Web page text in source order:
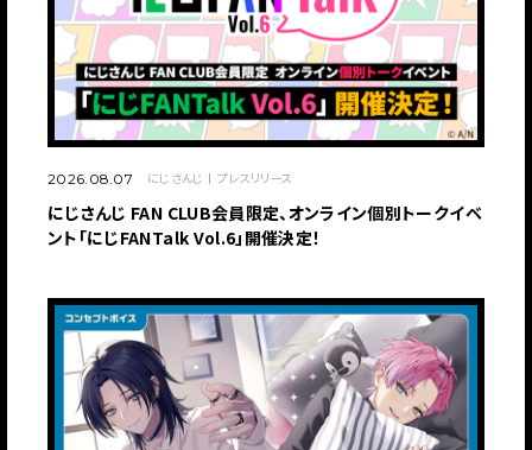
2026.08.07 にじさんじ プレスリリース
にじさんじ FAN CLUB会員限定、オンライン個別トークイベ
ント「にじFANTalk Vol.6」開催決定！